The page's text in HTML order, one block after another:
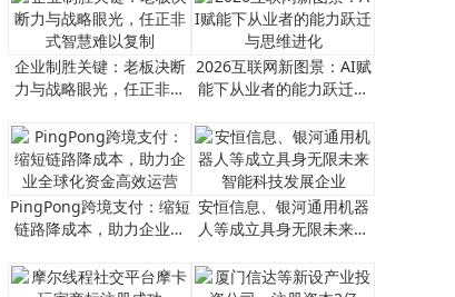
企业制胜关键：老板决断
力与战略眼光，任正非式
2026互联网新图景：AI赋
能下从业者的能力跃迁与
PingPong跨境支付：缩短
链路降成本，助力企业全
安恒信息、银河通用机器
人等成立具身无限未来智